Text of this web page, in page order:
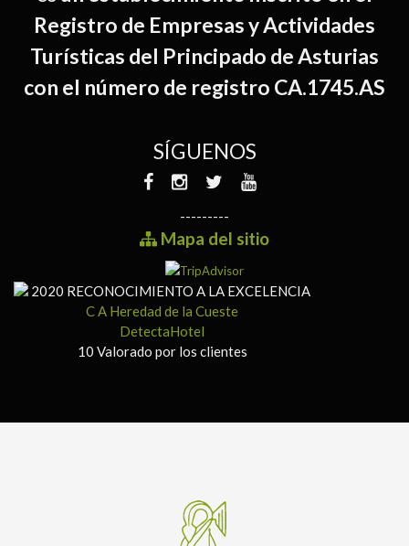
Registro de Empresas y Actividades
Turísticas del Principado de Asturias
con el número de registro CA.1745.AS
SÍGUENOS
---------
Mapa del sitio
2020 RECONOCIMIENTO A LA EXCELENCIA
C A Heredad de la Cueste
DetectaHotel
10 Valorado por los clientes